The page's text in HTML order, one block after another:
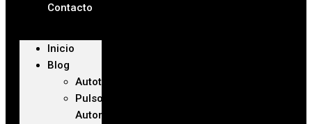
Contacto
Inicio
Blog
Autoteca
Pulso
Automotriz